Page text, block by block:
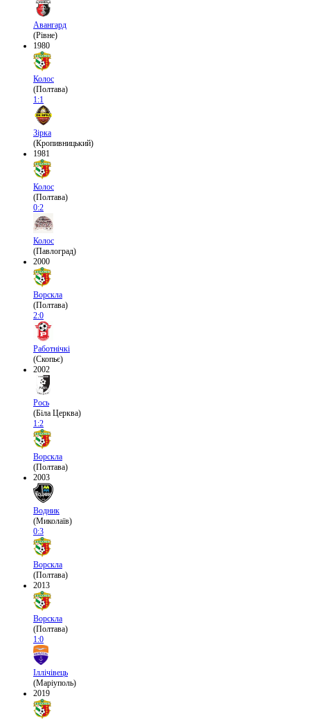
Авангард
(Рівне)
1980
Колос
(Полтава)
1:1
Зірка
(Кропивницький)
1981
Колос
(Полтава)
0:2
Колос
(Павлоград)
2000
Ворскла
(Полтава)
2:0
Работнічкі
(Скопьє)
2002
Рось
(Біла Церква)
1:2
Ворскла
(Полтава)
2003
Водник
(Миколаїв)
0:3
Ворскла
(Полтава)
2013
Ворскла
(Полтава)
1:0
Іллічівець
(Маріуполь)
2019